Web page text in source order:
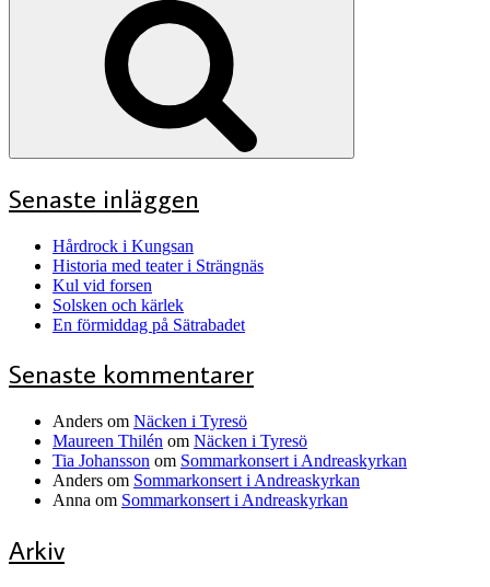
Senaste inläggen
Hårdrock i Kungsan
Historia med teater i Strängnäs
Kul vid forsen
Solsken och kärlek
En förmiddag på Sätrabadet
Senaste kommentarer
Anders om Näcken i Tyresö
Maureen Thilén om Näcken i Tyresö
Tia Johansson om Sommarkonsert i Andreaskyrkan
Anders om Sommarkonsert i Andreaskyrkan
Anna om Sommarkonsert i Andreaskyrkan
Arkiv